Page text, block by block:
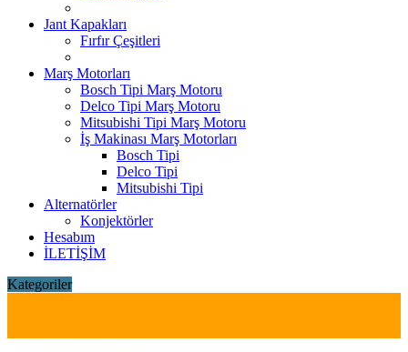
Jant Kapakları
Fırfır Çeşitleri
Marş Motorları
Bosch Tipi Marş Motoru
Delco Tipi Marş Motoru
Mitsubishi Tipi Marş Motoru
İş Makinası Marş Motorları
Bosch Tipi
Delco Tipi
Mitsubishi Tipi
Alternatörler
Konjektörler
Hesabım
İLETİŞİM
Kategoriler